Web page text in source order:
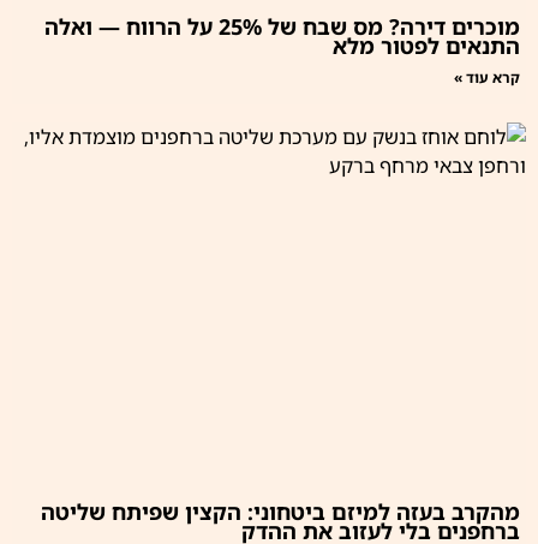
מוכרים דירה? מס שבח של 25% על הרווח — ואלה
התנאים לפטור מלא
קרא עוד »
מהקרב בעזה למיזם ביטחוני: הקצין שפיתח שליטה
ברחפנים בלי לעזוב את ההדק